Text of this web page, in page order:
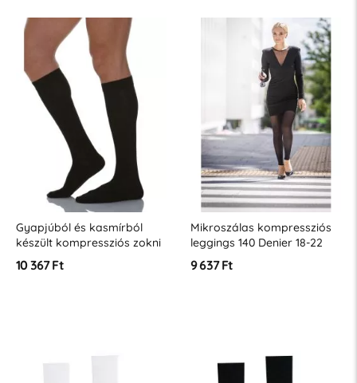
Gyapjúból és kasmírból
készült kompressziós zokni
18-22 Hgmm
10 367 Ft
Mikroszálas kompressziós
leggings 140 Denier 18-22
MmHg
9 637 Ft